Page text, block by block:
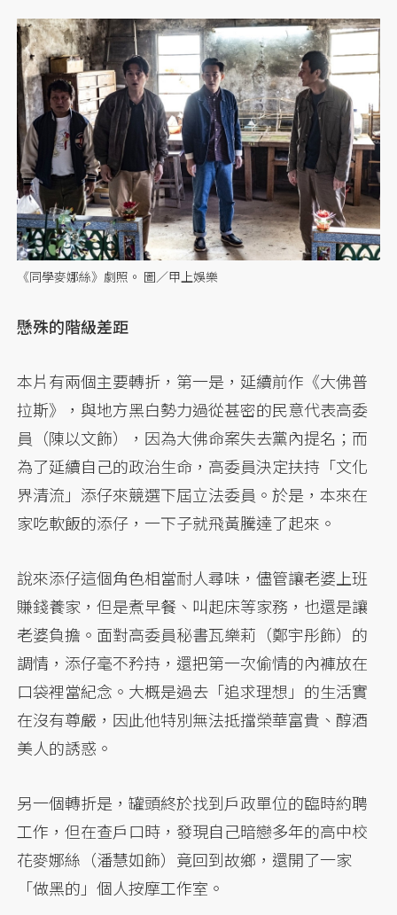
《同學麥娜絲》劇照。 圖／甲上娛樂
懸殊的階級差距
本片有兩個主要轉折，第一是，延續前作《大佛普
拉斯》，與地方黑白勢力過從甚密的民意代表高委
員（陳以文飾），因為大佛命案失去黨內提名；而
為了延續自己的政治生命，高委員決定扶持「文化
界清流」添仔來競選下屆立法委員。於是，本來在
家吃軟飯的添仔，一下子就飛黃騰達了起來。
說來添仔這個角色相當耐人尋味，儘管讓老婆上班
賺錢養家，但是煮早餐、叫起床等家務，也還是讓
老婆負擔。面對高委員秘書瓦樂莉（鄭宇彤飾）的
調情，添仔毫不矜持，還把第一次偷情的內褲放在
口袋裡當紀念。大概是過去「追求理想」的生活實
在沒有尊嚴，因此他特別無法抵擋榮華富貴、醇酒
美人的誘惑。
另一個轉折是，罐頭終於找到戶政單位的臨時約聘
工作，但在查戶口時，發現自己暗戀多年的高中校
花麥娜絲（潘慧如飾）竟回到故鄉，還開了一家
「做黑的」個人按摩工作室。